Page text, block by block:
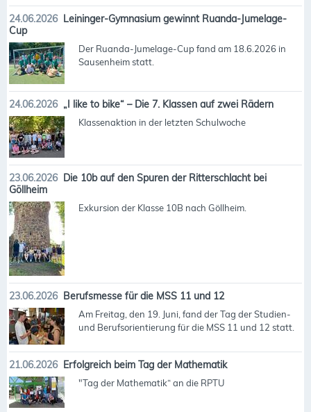
24.06.2026 Leininger-Gymnasium gewinnt Ruanda-Jumelage-
Cup
Der Ruanda-Jumelage-Cup fand am 18.6.2026 in
Sausenheim statt.
24.06.2026 „I like to bike“ – Die 7. Klassen auf zwei Rädern
Klassenaktion in der letzten Schulwoche
23.06.2026 Die 10b auf den Spuren der Ritterschlacht bei
Göllheim
Exkursion der Klasse 10B nach Göllheim.
23.06.2026 Berufsmesse für die MSS 11 und 12
Am Freitag, den 19. Juni, fand der Tag der Studien-
und Berufsorientierung für die MSS 11 und 12 statt.
21.06.2026 Erfolgreich beim Tag der Mathematik
"Tag der Mathematik“ an die RPTU